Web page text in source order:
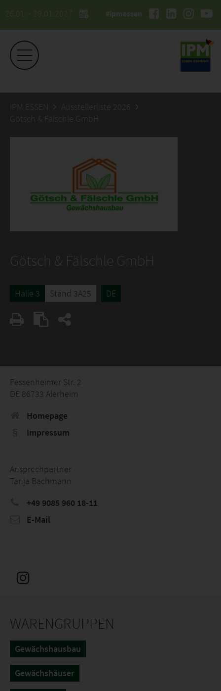
26.01. - 29.01.2027 #ipmessen
IPM ESSEN
Ausstellerliste 2026
Götsch & Fälschle GmbH
Götsch & Fälschle GmbH
Halle 3 Stand 3A25 DE
Fessenheimer Str. 2
DE 86733 Alerheim
Homepage
Impressum
Ansprechpartner
Tanja Bachmann
+49 9085 960 18-11
E-Mail
WARENGRUPPEN
Gewächshausbau
Gewächshäuser